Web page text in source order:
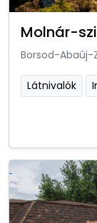
Molnár-
Borsod-Abaúj-
Látnivalók